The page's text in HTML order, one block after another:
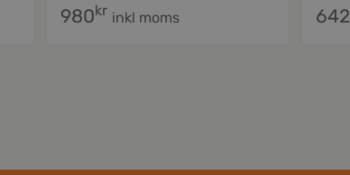
980kr inkl moms 642